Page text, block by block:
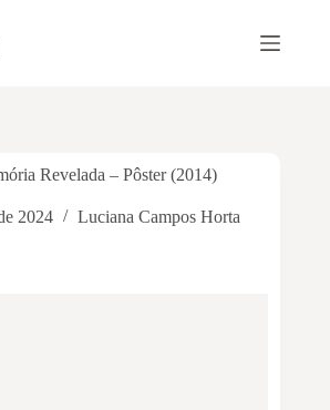
Revelada – Pôster (2014)
2024 Luciana Campos Horta